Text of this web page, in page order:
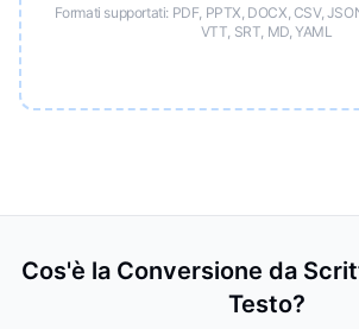
Formati supportati: PDF, PPTX, DOCX, CSV,
VTT, SRT, MD, YAML
Cos'è la Conversione da
Testo?